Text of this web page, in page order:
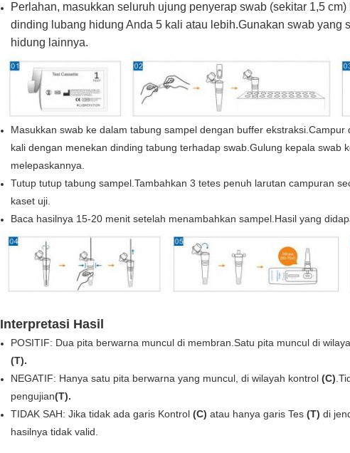
Perlahan, masukkan seluruh ujung penyerap swab (sekitar 1,5
dinding lubang hidung Anda 5 kali atau lebih.Gunakan swab yang
hidung lainnya.
Masukkan swab ke dalam tabung sampel dengan buffer
kali dengan menekan dinding tabung terhadap swab.Gulung kepala swab
melepaskannya.
Tutup tutup tabung sampel.Tambahkan 3 tetes penuh larutan campuran
kaset uji.
Baca hasilnya 15-20 menit setelah menambahkan sampel.Hasil yang
Interpretasi Hasil
POSITIF: Dua pita berwarna muncul di membran.Satu pita muncul di
(T).
NEGATIF: Hanya satu pita berwarna yang muncul, di wilayah kontrol (C)
pengujian(T).
TIDAK SAH: Jika tidak ada garis Kontrol (C) atau hanya garis Tes (T) di
hasilnya tidak valid.